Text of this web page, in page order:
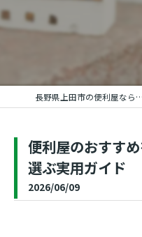
長野県上田市の便利屋ならおうちの御用聞き家工房 上田塩田店
便利屋のおすす
選ぶ実用ガイド
2026/06/09